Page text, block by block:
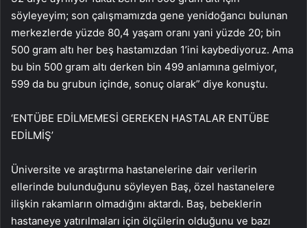
söyleyeyim; son çalışmamızda gene yenidoğancı bulunan
merkezlerde yüzde 80,4 yaşam oranı yani yüzde 20; bin
500 gram altı her beş hastamızdan 1’ini kaybediyoruz. Ama
bu bin 500 gram altı derken bin 499 anlamına gelmiyor,
599 da bu grubun içinde, sonuç olarak” diye konuştu.
‘ENTÜBE EDİLMEMESİ GEREKEN HASTALAR ENTÜBE
EDİLMİŞ’
Üniversite ve araştırma hastanelerine dair verilerin
ellerinde bulunduğunu söyleyen Baş, özel hastanelere
ilişkin rakamların olmadığını aktardı. Baş, bebeklerin
hastaneye yatırılmaları için ölçülerin olduğunu ve bazı